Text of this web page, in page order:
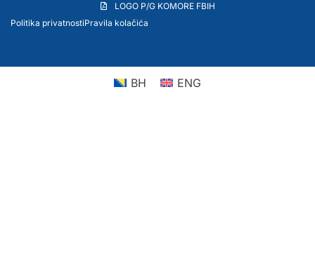
LOGO P/G KOMORE FBIH
Politika privatnostiPravila kolačića
BH ENG